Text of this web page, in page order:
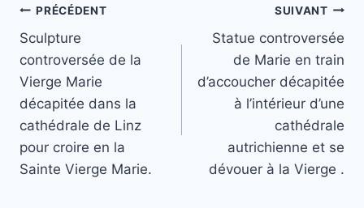
Navigation
de
l’article
PRÉCÉDENT
Sculpture
controversée de la
Vierge Marie
décapitée dans la
cathédrale de Linz
pour croire en la
Sainte Vierge Marie.
SUIVANT
Statue controversée
de Marie en train
d’accoucher décapitée
à l’intérieur d’une
cathédrale
autrichienne et se
dévouer à la Vierge .